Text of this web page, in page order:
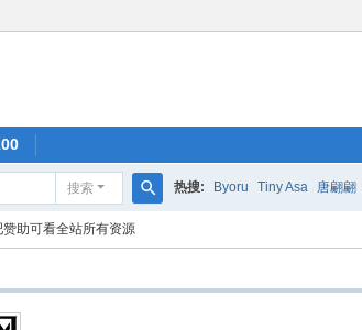
搜索
索
热搜: Byoru Tiny Asa 唐翩翩
助可看全站所有资源